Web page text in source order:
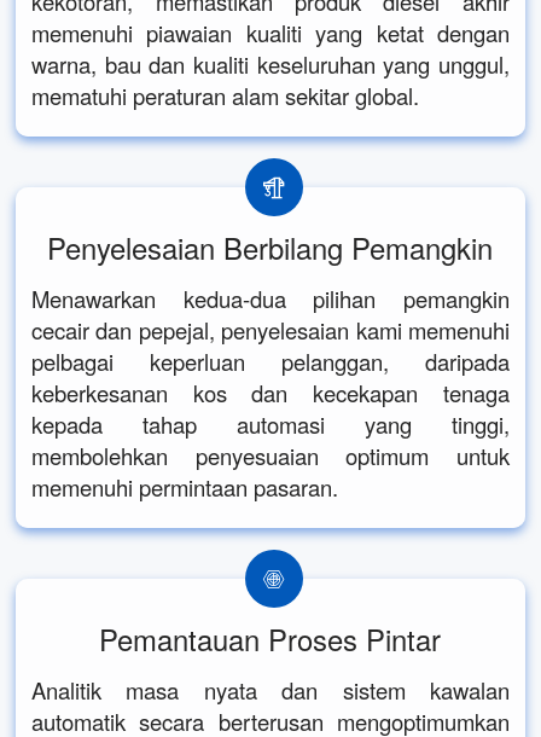
memenuhi piawaian kualiti yang ketat dengan
warna, bau dan kualiti keseluruhan yang unggul,
mematuhi peraturan alam sekitar global.
Penyelesaian Berbilang Pemangkin
Menawarkan kedua-dua pilihan pemangkin
cecair dan pepejal, penyelesaian kami memenuhi
pelbagai keperluan pelanggan, daripada
keberkesanan kos dan kecekapan tenaga
kepada tahap automasi yang tinggi,
membolehkan penyesuaian optimum untuk
memenuhi permintaan pasaran.
Pemantauan Proses Pintar
Analitik masa nyata dan sistem kawalan
automatik secara berterusan mengoptimumkan